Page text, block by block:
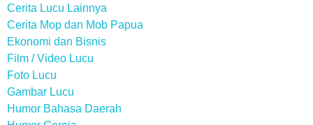
Cerita Lucu Lainnya
Cerita Mop dan Mob Papua
Ekonomi dan Bisnis
Film / Video Lucu
Foto Lucu
Gambar Lucu
Humor Bahasa Daerah